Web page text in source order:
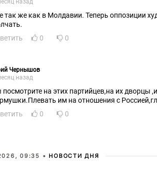
назад
так же как в Молдавии. Теперь оппозиции
0 0
Чернышов
назад
посмотрите на этих партийцев,на их дворцы
им на отношения с
0 0
09:35 • НОВОСТИ ДНЯ